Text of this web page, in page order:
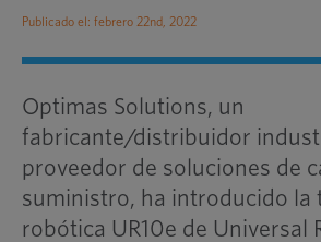
Publicado el: febrero 22nd, 2022
Optimas Solutions, un
fabricante/distribuidor
proveedor de soluciones de
suministro, ha introducido la
robótica UR10e de Universal